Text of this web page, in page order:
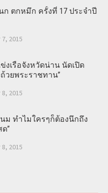
ก ตกหมึก ครั้งที่ 17 ประจำปี
2015
งเรือจังหวัดน่าน นัดเปิด
วยพระราชทาน”
2015
ม ทำไมใครๆก็ต้องนึกถึง
”
2015